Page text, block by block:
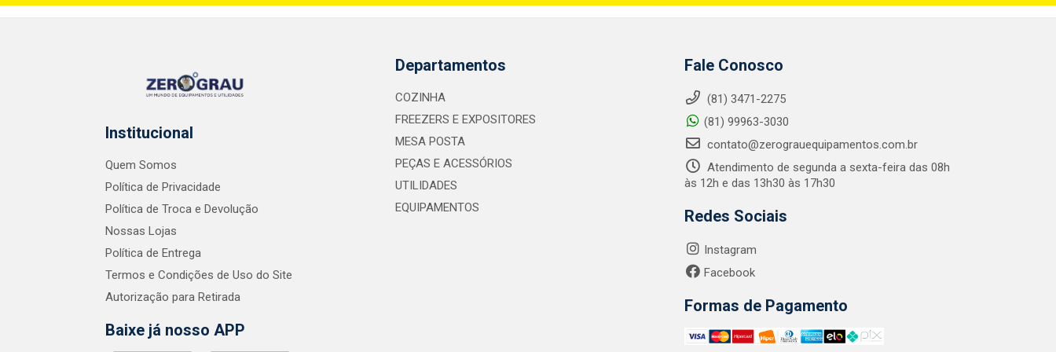
Institucional
Quem Somos
Política de Privacidade
Política de Troca e Devolução
Nossas Lojas
Política de Entrega
Termos e Condições de Uso do Site
Autorização para Retirada
Baixe já nosso APP
Departamentos
COZINHA
FREEZERS E EXPOSITORES
MESA POSTA
PEÇAS E ACESSÓRIOS
UTILIDADES
EQUIPAMENTOS
Fale Conosco
(81) 3471-2275
(81) 99963-3030
contato@zerograuequipamentos.com.br
Atendimento de segunda a sexta-feira das 08h
às 12h e das 13h30 às 17h30
Redes Sociais
Instagram
Facebook
Formas de Pagamento